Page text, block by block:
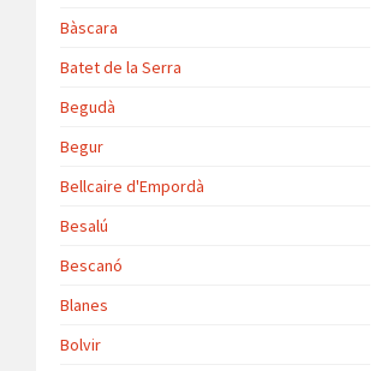
Bàscara
Batet de la Serra
Begudà
Begur
Bellcaire d'Empordà
Besalú
Bescanó
Blanes
Bolvir